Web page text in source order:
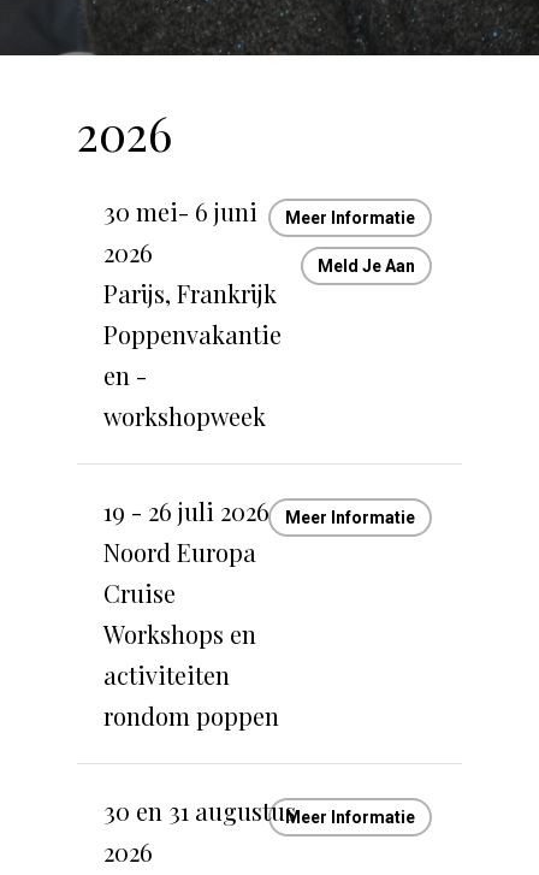
2026
30 mei- 6 juni
2026
Parijs, Frankrijk
Poppenvakantie
en -
workshopweek
Meer Informatie
Meld Je Aan
19 - 26 juli 2026
Noord Europa
Cruise
Workshops en
activiteiten
rondom poppen
Meer Informatie
30 en 31 augustus
2026
Meer Informatie